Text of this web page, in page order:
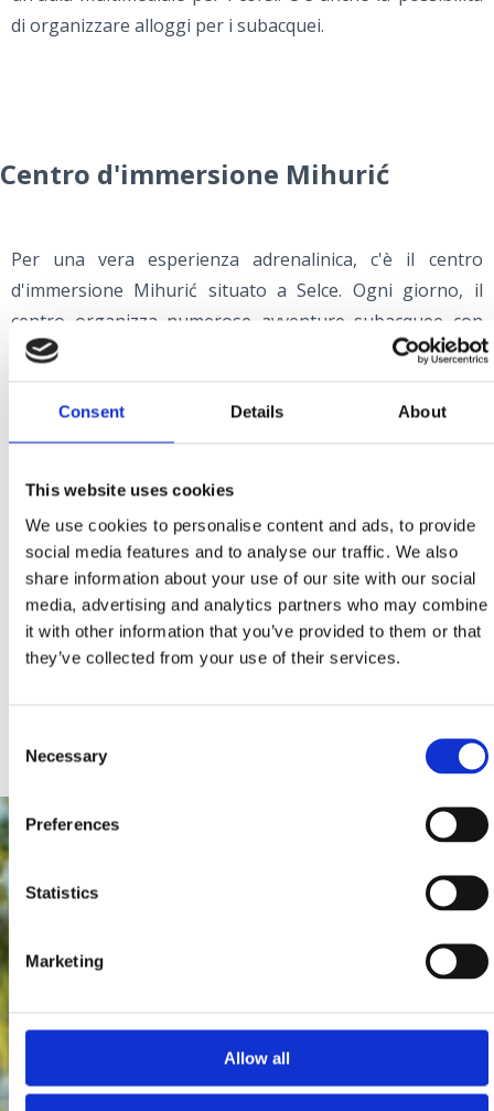
Consent Details About
This website uses cookies
We use cookies to personalise content and ads, to provide
social media features and to analyse our traffic. We also
share information about your use of our site with our social
media, advertising and analytics partners who may combine
it with other information that you’ve provided to them or that
they’ve collected from your use of their services.
Selection
Necessary
Preferences
Statistics
Marketing
Allow all
di organizzare alloggi per i subacquei.
Centro d'immersione Mihurić
Per una vera esperienza adrenalinica, c'è il centro
d'immersione Mihurić situato a Selce. Ogni giorno, il
centro organizza numerose avventure subacquee con
una gita in barca inclusa, l'ideale per chi non si è mai
passione speciale per le immersioni.
Il centro organizza corsi per bambini e adulti nell'ambito
Kontakt:
CENTRO D'IMMERSIONE MIHURIĆ
Šetalište Ivana Jeličića bb, Selce (Uvala Slana)
+385 51 765 462; +385 99 216 9444